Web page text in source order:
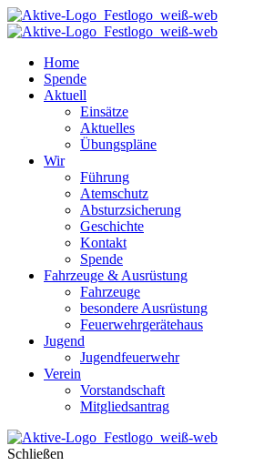
Home
Spende
Aktuell
Einsätze
Aktuelles
Übungspläne
Wir
Führung
Atemschutz
Absturzsicherung
Geschichte
Kontakt
Spende
Fahrzeuge & Ausrüstung
Fahrzeuge
besondere Ausrüstung
Feuerwehrgerätehaus
Jugend
Jugendfeuerwehr
Verein
Vorstandschaft
Mitgliedsantrag
Schließen